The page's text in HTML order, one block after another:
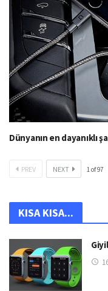
Dünyanın en dayanıklı
PREV NEXT 1of97
KISA KISA...